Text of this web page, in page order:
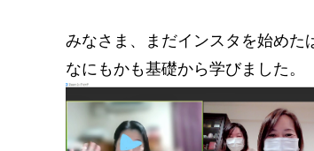
みなさま、まだインスタを始めた
なにもかも基礎から学びました。